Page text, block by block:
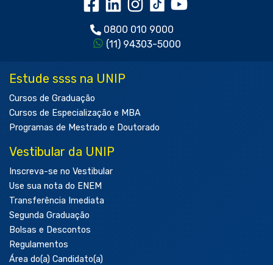
0800 010 9000
(11) 94303-5000
Estude ssss na UNIP
Cursos de Graduação
Cursos de Especialização e MBA
Programas de Mestrado e Doutorado
Vestibular da UNIP
Inscreva-se no Vestibular
Use sua nota do ENEM
Transferência Imediata
Segunda Graduação
Bolsas e Descontos
Regulamentos
Área do(a) Candidato(a)